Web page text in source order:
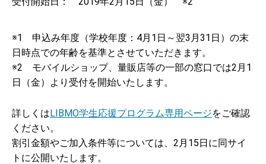
※1 申込み年度（学校年度：4月1日～翌3月31日）の末
日時点での年齢を基準とさせていただきます。
※2 モバイルショップ、量販店等の一部の窓口では2月1
日（金）より受付を開始いたします。
詳しくはLIBMO学生応援プログラム専用ページをご確認
ください。
割引金額やご加入条件等については、2月15日に同サイ
トに公開いたします。